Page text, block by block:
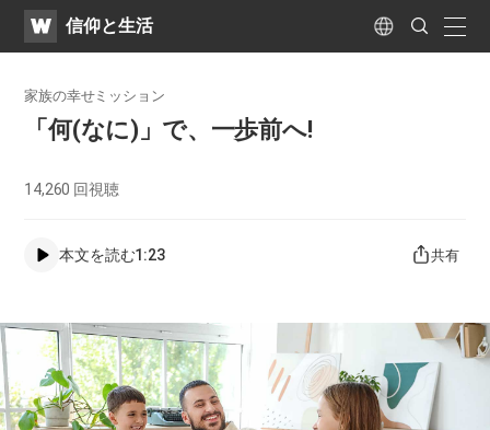
WATV​信仰と生活 Language
Search
Submit
家族の幸せミッション
「何(なに)」で、一歩前へ!
14,260 回視聴
本文を読む1:23 共有